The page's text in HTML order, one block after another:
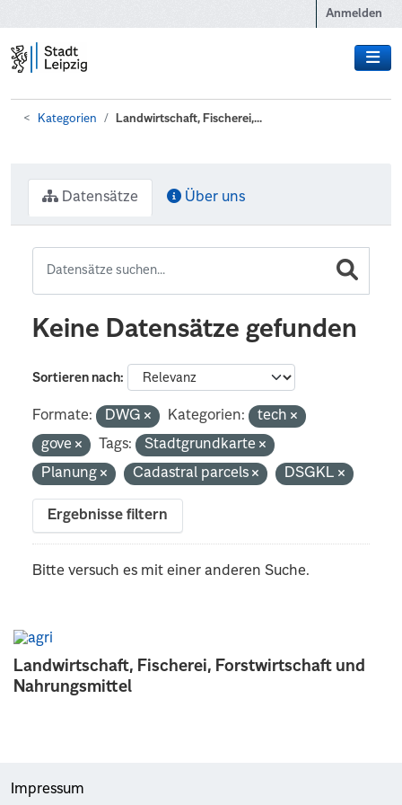
Anmelden
Kategorien Landwirtschaft, Fischerei,...
Landwirtschaft, Fischerei, Forstwirtschaft und
Nahrungsmittel
Datensätze Über uns
Keine Datensätze gefunden
Sortieren nach
Formate: DWG Kategorien:
tech
gove
Tags:
Stadtgrundkarte
Planung
Cadastral parcels DSGKL
Ergebnisse filtern
Bitte versuch es mit einer anderen Suche.
Impressum